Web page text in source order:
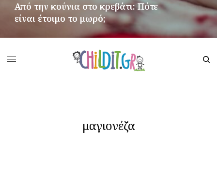
Από την κούνια στο κρεβάτι: Πότε
είναι έτοιμο το μωρό;
μαγιονέζα